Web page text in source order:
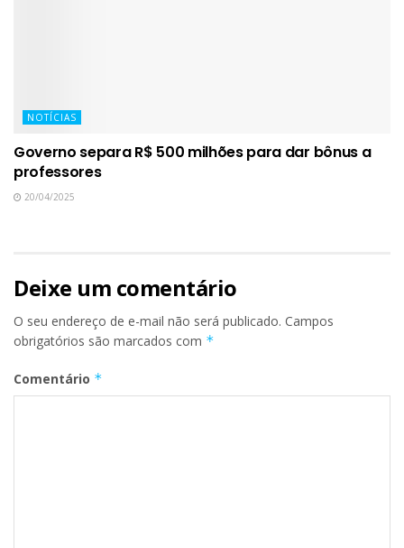
NOTÍCIAS
Governo separa R$ 500 milhões para dar bônus a
professores
20/04/2025
Deixe um comentário
O seu endereço de e-mail não será publicado. Campos
obrigatórios são marcados com *
Comentário *